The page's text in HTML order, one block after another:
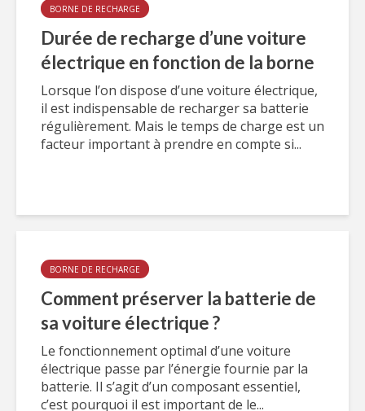
BORNE DE RECHARGE
Durée de recharge d’une voiture
électrique en fonction de la borne
Lorsque l’on dispose d’une voiture électrique,
il est indispensable de recharger sa batterie
régulièrement. Mais le temps de charge est un
facteur important à prendre en compte si...
BORNE DE RECHARGE
Comment préserver la batterie de
sa voiture électrique ?
Le fonctionnement optimal d’une voiture
électrique passe par l’énergie fournie par la
batterie. Il s’agit d’un composant essentiel,
c’est pourquoi il est important de le...